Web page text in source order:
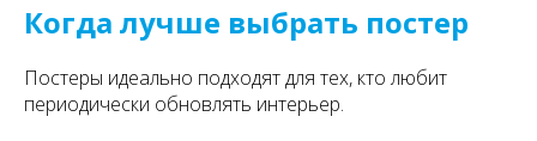
Когда лучше выбрать постер
Постеры идеально подходят для тех, кто любит
периодически обновлять интерьер.